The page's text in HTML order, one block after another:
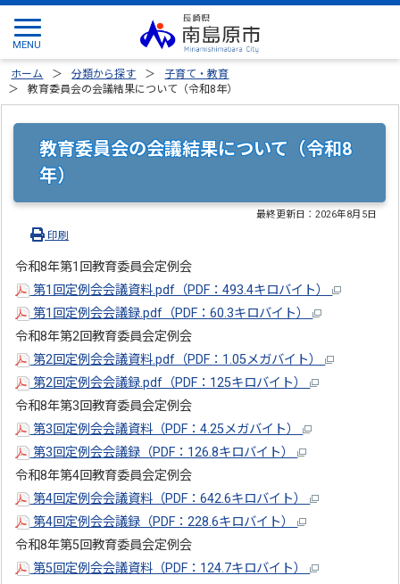
ホーム 分類から探す
子育て・教育
教育委員会の会議結果について（令和8年）
教育委員会の会議結果について（令和8
年）
最終更新日：2026年8月5日
印刷
令和8年第1回教育委員会定例会
第1回定例会会議資料.pdf（PDF：493.4キロバイト）
第1回定例会会議録.pdf（PDF：60.3キロバイト）
令和8年第2回教育委員会定例会
第2回定例会会議資料.pdf（PDF：1.05メガバイト）
第2回定例会会議録.pdf（PDF：125キロバイト）
令和8年第3回教育委員会定例会
第3回定例会会議資料（PDF：4.25メガバイト）
第3回定例会会議録（PDF：126.8キロバイト）
令和8年第4回教育委員会定例会
第4回定例会会議資料（PDF：642.6キロバイト）
第4回定例会会議録（PDF：228.6キロバイト）
令和8年第5回教育委員会定例会
第5回定例会会議資料（PDF：124.7キロバイト）